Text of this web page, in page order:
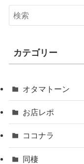
カテゴリー
オタマトーン
お店レポ
ココナラ
同棲